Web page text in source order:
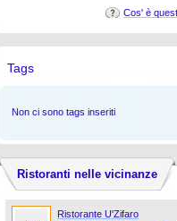
Cos' è
Tags
Non ci sono tags inseriti
Ristoranti nelle vicinanze
Ristorante U'Zifaro